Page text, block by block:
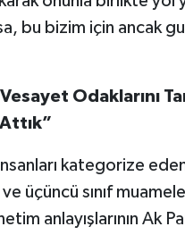
bu bizim için ancak
Odaklarını
kategorize
üçüncü sınıf
anlayışlarının Ak